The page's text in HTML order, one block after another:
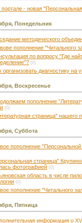
портале - новая
Понедельник
методического
пополнение "Читального
по вопросу "Где
(0)
организовать диагностику
Воскресенье
пополнение
(0)
страница" нашего
Суббота
пополнение
страница"
фотографией (0)
область в числе
(0)
пополнение "Читального
Пятница
информация о